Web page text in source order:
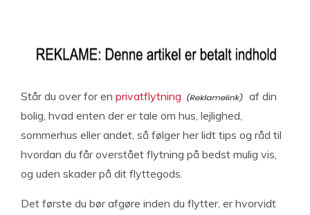
Står du over for en privatflytning
af din
bolig, hvad enten der er tale om hus, lejlighed,
sommerhus eller andet, så følger her lidt tips og råd til
hvordan du får overstået flytning på bedst mulig vis,
og uden skader på dit flyttegods.
Det første du bør afgøre inden du flytter, er hvorvidt